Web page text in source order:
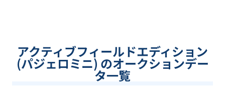
アクティブフィールドエディション
(パジェロミニ) のオークションデー
タ一覧